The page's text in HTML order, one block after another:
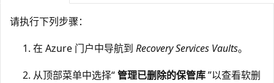
请执行下列步骤：
在 Azure 门户中导航到 Recovery Services Vaults。
从顶部菜单中选择“管理已删除的保管库”以查看软删